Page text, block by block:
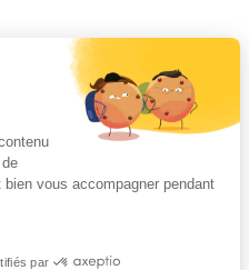
vous accompagner pendant
par